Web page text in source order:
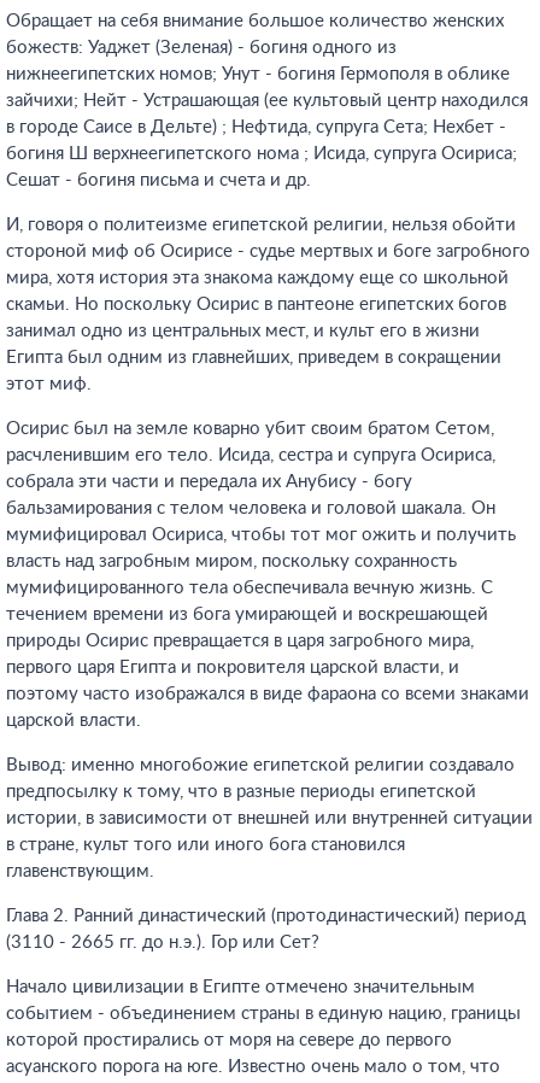
Обращает на себя внимание большое количество женских
божеств: Уаджет (Зеленая) - богиня одного из
нижнеегипетских номов; Унут - богиня Гермополя в облике
зайчихи; Нейт - Устрашающая (ее культовый центр находился
в городе Саисе в Дельте) ; Нефтида, супруга Сета; Нехбет -
богиня Ш верхнеегипетского нома ; Исида, супруга Осириса;
Сешат - богиня письма и счета и др.
И, говоря о политеизме египетской религии, нельзя обойти
стороной миф об Осирисе - судье мертвых и боге загробного
мира, хотя история эта знакома каждому еще со школьной
скамьи. Но поскольку Осирис в пантеоне египетских богов
занимал одно из центральных мест, и культ его в жизни
Египта был одним из главнейших, приведем в сокращении
этот миф.
Осирис был на земле коварно убит своим братом Сетом,
расчленившим его тело. Исида, сестра и супруга Осириса,
собрала эти части и передала их Анубису - богу
бальзамирования с телом человека и головой шакала. Он
мумифицировал Осириса, чтобы тот мог ожить и получить
власть над загробным миром, поскольку сохранность
мумифицированного тела обеспечивала вечную жизнь. С
течением времени из бога умирающей и воскрешающей
природы Осирис превращается в царя загробного мира,
первого царя Египта и покровителя царской власти, и
поэтому часто изображался в виде фараона со всеми знаками
царской власти.
Вывод: именно многобожие египетской религии создавало
предпосылку к тому, что в разные периоды египетской
истории, в зависимости от внешней или внутренней ситуации
в стране, культ того или иного бога становился
главенствующим.
Глава 2. Ранний династический (протодинастический) период
(3110 - 2665 гг. до н.э.). Гор или Сет?
Начало цивилизации в Египте отмечено значительным
событием - объединением страны в единую нацию, границы
которой простирались от моря на севере до первого
асуанского порога на юге. Известно очень мало о том, что